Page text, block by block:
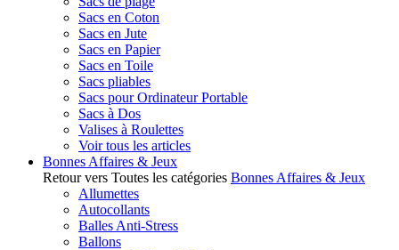
Sacs en Coton
Sacs en Jute
Sacs en Papier
Sacs en Toile
Sacs pliables
Sacs pour Ordinateur Portable
Sacs à Dos
Valises à Roulettes
Voir tous les articles
Bonnes Affaires & Jeux
Retour vers Toutes les catégories Bonnes Affaires & Jeux
Allumettes
Autocollants
Balles Anti-Stress
Ballons